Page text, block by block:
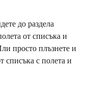
до раздела
от списъка и
просто плъзнете и
списъка с полета и